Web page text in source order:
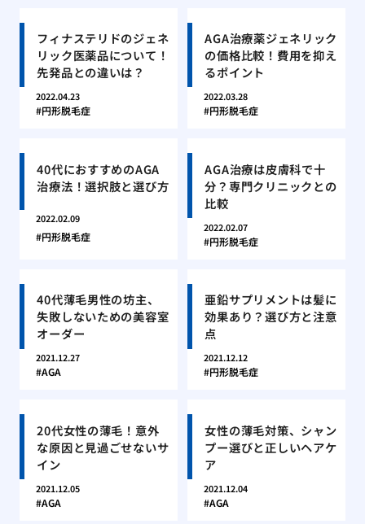
フィナステリドのジェネ
リック医薬品について！
先発品との違いは？
2022.04.23
円形脱毛症
AGA治療薬ジェネリック
の価格比較！費用を抑え
るポイント
2022.03.28
円形脱毛症
40代におすすめのAGA
治療法！選択肢と選び方
2022.02.09
円形脱毛症
AGA治療は皮膚科で十
分？専門クリニックとの
比較
2022.02.07
円形脱毛症
40代薄毛男性の坊主、
失敗しないための美容室
オーダー
2021.12.27
AGA
亜鉛サプリメントは髪に
効果あり？選び方と注意
点
2021.12.12
円形脱毛症
20代女性の薄毛！意外
な原因と見過ごせないサ
イン
2021.12.05
AGA
女性の薄毛対策、シャン
プー選びと正しいヘアケ
ア
2021.12.04
AGA